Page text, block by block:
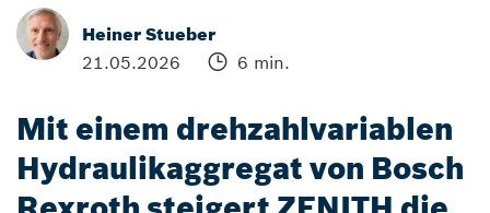
Heiner Stueber
21.05.2026
6 min.
Mit einem drehzahlvariablen
Hydraulikaggregat von Bosch